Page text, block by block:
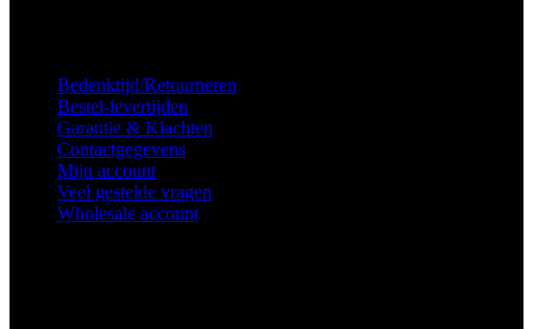
Bedenktijd/Retourneren
Bestel-levertijden
Garantie & Klachten
Contactgegevens
Mijn account
Veel gestelde vragen
Wholesale account